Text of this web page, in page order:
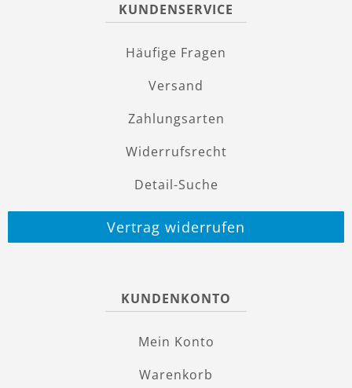
KUNDENSERVICE
Häufige Fragen
Versand
Zahlungsarten
Widerrufsrecht
Detail-Suche
Vertrag widerrufen
KUNDENKONTO
Mein Konto
Warenkorb